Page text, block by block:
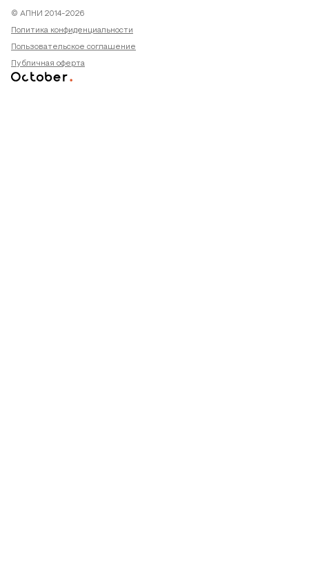
© АПНИ 2014-2026
Политика конфиденциальности
Пользовательское соглашение
Публичная оферта